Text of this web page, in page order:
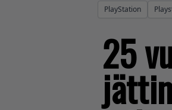
PlayStation
25